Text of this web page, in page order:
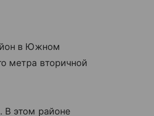
в Южном
метра вторичной
В этом районе